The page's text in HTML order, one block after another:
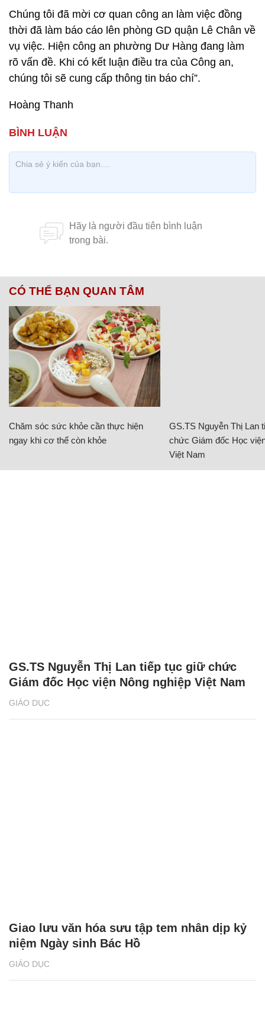
Chúng tôi đã mời cơ quan công an làm việc đồng
thời đã làm báo cáo lên phòng GD quận Lê Chân về
vụ việc. Hiện công an phường Dư Hàng đang làm
rõ vấn đề. Khi có kết luận điều tra của Công an,
chúng tôi sẽ cung cấp thông tin báo chí”.
Hoàng Thanh
CÓ THỂ BẠN QUAN TÂM
Chăm sóc sức khỏe cần thực hiện
ngay khi cơ thể còn khỏe
GS.TS Nguyễn Thị Lan
chức Giám đốc Học
Việt Nam
GIÁO DỤC
GS.TS Nguyễn Thị Lan tiếp tục giữ chức
Giám đốc Học viện Nông nghiệp Việt Nam
GIÁO DỤC
Giao lưu văn hóa sưu tập tem nhân dịp kỷ
niệm Ngày sinh Bác Hồ